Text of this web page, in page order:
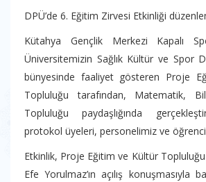
DPÜ’de 6. Eğitim Zirvesi Etkinliği
Kütahya Gençlik Merkezi Kapalı
Üniversitemizin Sağlık Kültür ve Spor
bünyesinde faaliyet gösteren Proje
Topluluğu tarafından, Matematik,
Topluluğu paydaşlığında
protokol üyeleri, personelimiz ve
Etkinlik, Proje Eğitim ve Kültür
Efe Yorulmaz’ın açılış konuşmasıyla